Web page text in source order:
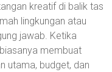
kreatif di balik tas
lingkungan atau
jawab. Ketika
membuat
utama, budget, dan